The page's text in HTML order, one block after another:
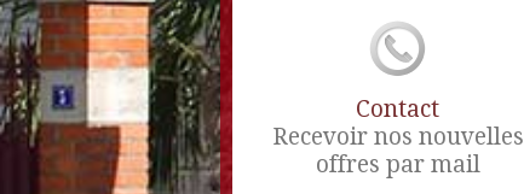
Contact
Recevoir nos nouvelles
offres par mail